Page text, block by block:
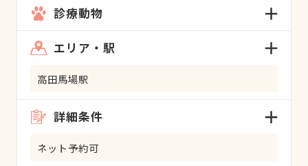
診療動物
エリア・駅
高田馬場駅
詳細条件
ネット予約可